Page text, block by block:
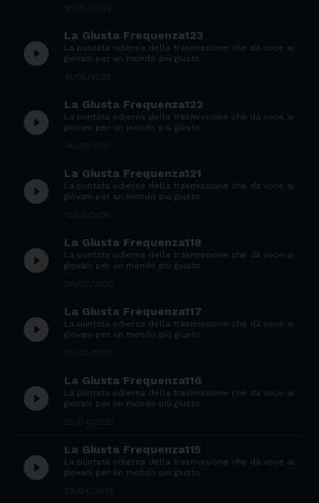
play_circle_filled
La Giusta Frequenza123
La puntata odierna della trasmissione che dà voce ai
giovani per un mondo più giusto
play_circle_filled
La Giusta Frequenza122
La puntata odierna della trasmissione che dà voce ai
giovani per un mondo più giusto
play_circle_filled
La Giusta Frequenza121
La puntata odierna della trasmissione che dà voce ai
giovani per un mondo più giusto
play_circle_filled
La Giusta Frequenza118
La puntata odierna della trasmissione che dà voce ai
giovani per un mondo più giusto
play_circle_filled
La Giusta Frequenza117
La puntata odierna della trasmissione che dà voce ai
giovani per un mondo più giusto
play_circle_filled
La Giusta Frequenza116
La puntata odierna della trasmissione che dà voce ai
giovani per un mondo più giusto
play_circle_filled
La Giusta Frequenza115
La puntata odierna della trasmissione che dà voce ai
giovani per un mondo più giusto